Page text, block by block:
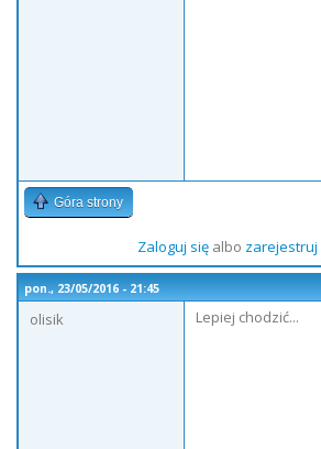
Góra strony
Zaloguj sięalbo zarejestruj
pon., 23/05/2016 - 21:45
olisik
Lepiej chodzić...